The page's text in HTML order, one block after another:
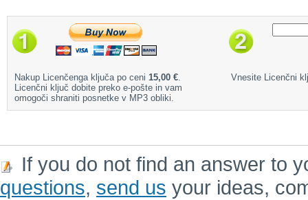
Nakup Licenčenga ključa po ceni 15,00 €.
Licenčni ključ dobite preko e-pošte in vam
omogoči shraniti posnetke v MP3 obliki.
Vnesite Licenčni
If you do not find an answer to
questions, send us your ideas,